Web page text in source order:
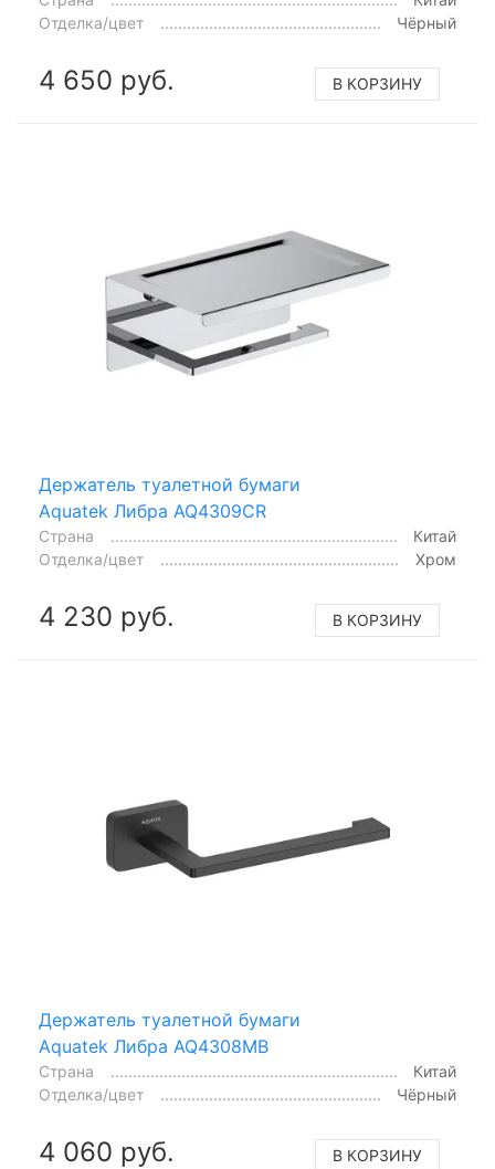
Отделка/цвет
Чёрный
4 650 руб. В КОРЗИНУ
Держатель туалетной бумаги
Aquatek Либра AQ4309CR
Страна
Китай
Отделка/цвет
Хром
4 230 руб. В КОРЗИНУ
Держатель туалетной бумаги
Aquatek Либра AQ4308MB
Страна
Китай
Отделка/цвет
Чёрный
4 060 руб. В КОРЗИНУ